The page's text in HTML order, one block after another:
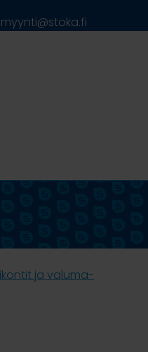
myynti@stoka.fi
ja valuma-